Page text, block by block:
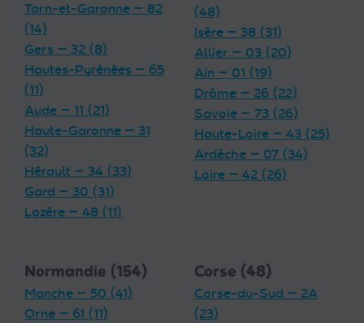
Tarn-et-Garonne — 82
(14)
Gers — 32 (8)
Hautes-Pyrénées — 65
(11)
Aude — 11 (21)
Haute-Garonne — 31
(32)
Hérault — 34 (33)
Gard — 30 (31)
Lozère — 48 (11)
(48)
Isère — 38 (31)
Allier — 03 (20)
Ain — 01 (19)
Drôme — 26 (22)
Savoie — 73 (26)
Haute-Loire — 43 (25)
Ardèche — 07 (34)
Loire — 42 (26)
Normandie (154)
Manche — 50 (41)
Orne — 61 (11)
Corse (48)
Corse-du-Sud — 2A
(23)